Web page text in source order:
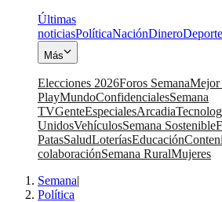
Últimas
noticiasPolíticaNaciónDinero
Más
Elecciones 2026Foros SemanaMejor
PlayMundoConfidencialesSemana
TVGenteEspecialesArcadia
UnidosVehículosSemana Sostenible
PatasSaludLoteríasEducación
colaboraciónSemana RuralMujeres
Semana|
Política